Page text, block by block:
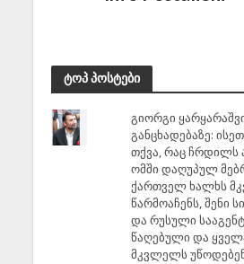
ტოპ პოსტები
გიორგი
განცხადებაზე:
თქვა, რაც ჩრდილს
ომში დაღუპულ
ქართველ ხალხს
წარმოაჩენს, შენი
და რუსული
წაღებული და
მკვლელს